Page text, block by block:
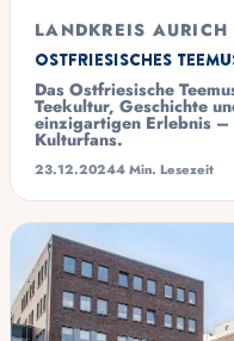
LANDKREIS AURICH
Ostfriesisches
Das Ostfriesische
Teekultur, Geschichte
einzigartigen Erlebnis –
Kulturfans.
23.12.20244 Min. Lesezeit